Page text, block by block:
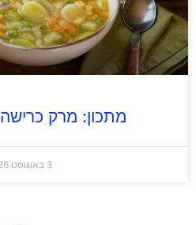
מתכון: מרק כרישה Leek Soup
3 באוגוסט 2026